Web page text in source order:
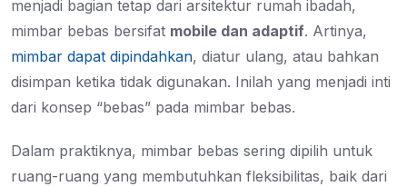
menjadi bagian tetap dari arsitektur rumah ibadah,
mimbar bebas bersifat mobile dan adaptif. Artinya,
mimbar dapat dipindahkan, diatur ulang, atau bahkan
disimpan ketika tidak digunakan. Inilah yang menjadi inti
dari konsep “bebas” pada mimbar bebas.
Dalam praktiknya, mimbar bebas sering dipilih untuk
ruang-ruang yang membutuhkan fleksibilitas, baik dari